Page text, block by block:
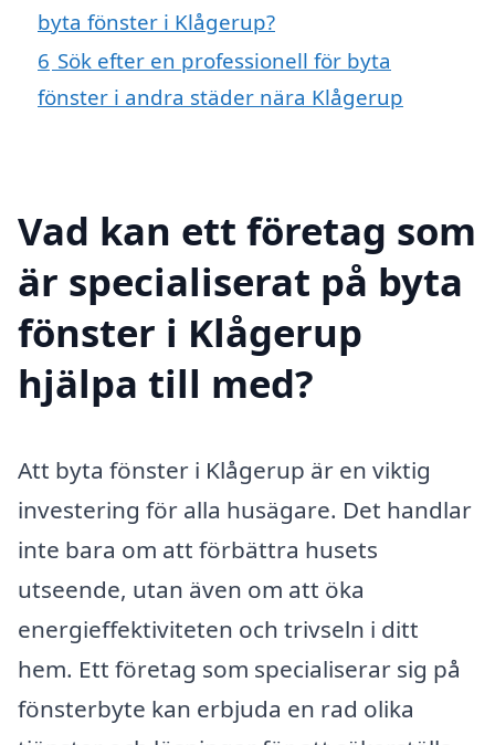
byta fönster i Klågerup?
6 Sök efter en professionell för byta
fönster i andra städer nära Klågerup
Vad kan ett företag som
är specialiserat på byta
fönster i Klågerup
hjälpa till med?
Att byta fönster i Klågerup är en viktig
investering för alla husägare. Det handlar
inte bara om att förbättra husets
utseende, utan även om att öka
energieffektiviteten och trivseln i ditt
hem. Ett företag som specialiserar sig på
fönsterbyte kan erbjuda en rad olika